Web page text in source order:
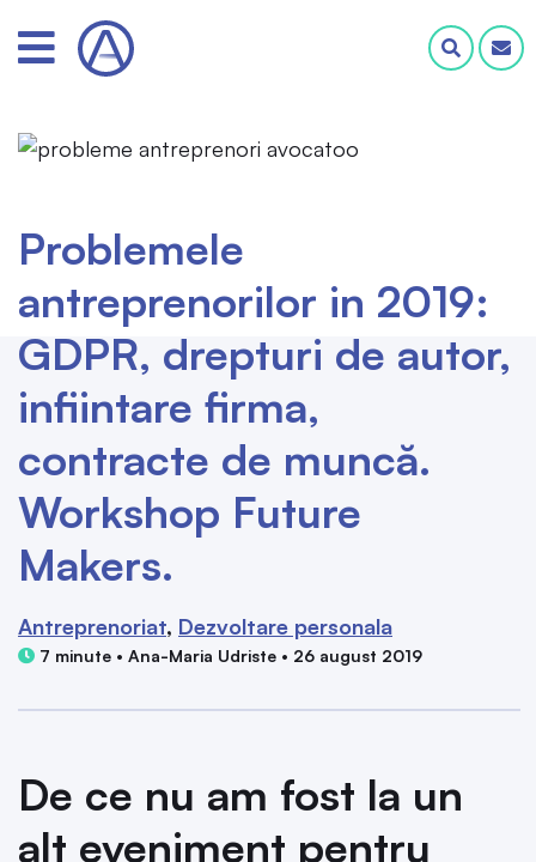
Problemele
antreprenorilor in 2019:
GDPR, drepturi de autor,
infiintare firma,
contracte de muncă.
Workshop Future
Makers.
Antreprenoriat Dezvoltare personala
7 minute • Ana-Maria Udriste • 26 august 2019
De ce nu am fost la un
alt eveniment pentru